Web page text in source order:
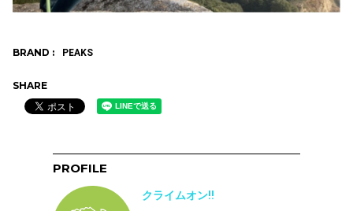
BRAND : PEAKS
SHARE
PROFILE
クライムオン!!